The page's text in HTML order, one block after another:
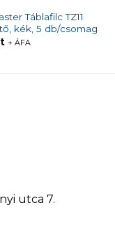
Táblafilc TZ11
kék, 5 db/csomag
+ ÁFA
utca 7.